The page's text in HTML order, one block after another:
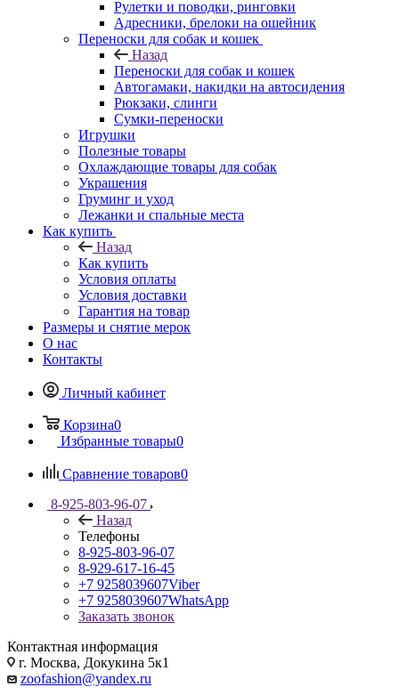
Рулетки и поводки, ринговки
Адресники, брелоки на ошейник
Переноски для собак и кошек
Назад
Переноски для собак и кошек
Автогамаки, накидки на автосидения
Рюкзаки, слинги
Сумки-переноски
Игрушки
Полезные товары
Охлаждающие товары для собак
Украшения
Груминг и уход
Лежанки и спальные места
Как купить
Назад
Как купить
Условия оплаты
Условия доставки
Гарантия на товар
Размеры и снятие мерок
О нас
Контакты
Личный кабинет
Корзина0
Избранные товары0
Сравнение товаров0
8-925-803-96-07
Назад
Телефоны
8-925-803-96-07
8-929-617-16-45
+7 9258039607Viber
+7 9258039607WhatsApp
Заказать звонок
Контактная информация
г. Москва, Докукина 5к1
zoofashion@yandex.ru